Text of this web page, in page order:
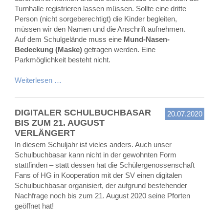
Turnhalle registrieren lassen müssen. Sollte eine dritte
Person (nicht sorgeberechtigt) die Kinder begleiten,
müssen wir den Namen und die Anschrift aufnehmen.
Auf dem Schulgelände muss eine Mund-Nasen-
Bedeckung (Maske) getragen werden. Eine
Parkmöglichkeit besteht nicht.
Weiterlesen …
20.07.2020
DIGITALER SCHULBUCHBASAR
BIS ZUM 21. AUGUST
VERLÄNGERT
In diesem Schuljahr ist vieles anders. Auch unser
Schulbuchbasar kann nicht in der gewohnten Form
stattfinden – statt dessen hat die Schülergenossenschaft
Fans of HG in Kooperation mit der SV einen digitalen
Schulbuchbasar organisiert, der aufgrund bestehender
Nachfrage noch bis zum 21. August 2020 seine Pforten
geöffnet hat!